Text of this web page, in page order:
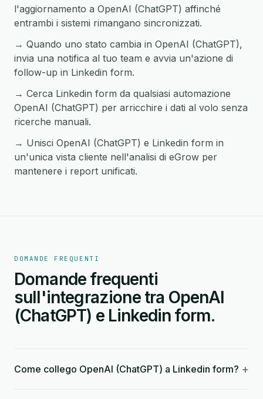
l'aggiornamento a OpenAI (ChatGPT) affinché
entrambi i sistemi rimangano sincronizzati.
→ Quando uno stato cambia in OpenAI (ChatGPT),
invia una notifica al tuo team e avvia un'azione di
follow-up in Linkedin form.
→ Cerca Linkedin form da qualsiasi automazione
OpenAI (ChatGPT) per arricchire i dati al volo senza
ricerche manuali.
→ Unisci OpenAI (ChatGPT) e Linkedin form in
un'unica vista cliente nell'analisi di eGrow per
mantenere i report unificati.
DOMANDE FREQUENTI
Domande frequenti
sull'integrazione tra OpenAI
(ChatGPT) e Linkedin form.
Come collego OpenAI (ChatGPT) a Linkedin form? +